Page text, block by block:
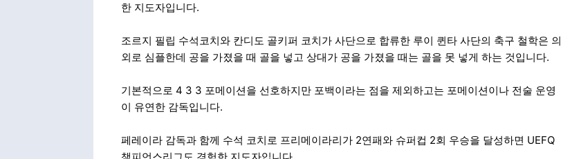
한 지도자입니다.
조르지 필립 수석코치와 칸디도 골키퍼 코치가 사단으로 합류한 루이 퀸타 사단의 축구 철학은 의
외로 심플한데 공을 가졌을 때 골을 넣고 상대가 공을 가졌을 때는 골을 못 넣게 하는 것입니다.
기본적으로 4 3 3 포메이션을 선호하지만 포백이라는 점을 제외하고는 포메이션이나 전술 운영
이 유연한 감독입니다.
페레이라 감독과 함께 수석 코치로 프리메이라리가 2연패와 슈퍼컵 2회 우승을 달성하면 UEFQ